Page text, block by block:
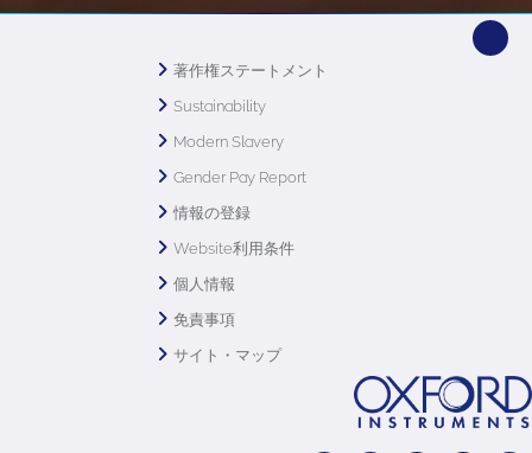
著作権ステートメント
Sustainability
Modern Slavery
Gender Pay Report
情報の登録
Website利用条件
個人情報
免責事項
サイト・マップ